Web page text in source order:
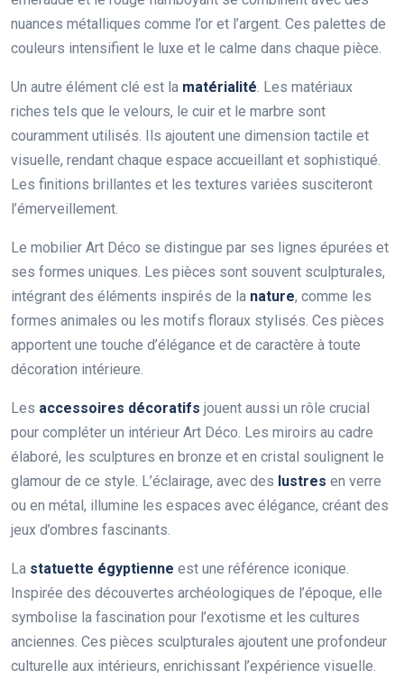
nuances métalliques comme l’or et l’argent. Ces palettes de
couleurs intensifient le luxe et le calme dans chaque pièce.
Un autre élément clé est la matérialité. Les matériaux
riches tels que le velours, le cuir et le marbre sont
couramment utilisés. Ils ajoutent une dimension tactile et
visuelle, rendant chaque espace accueillant et sophistiqué.
Les finitions brillantes et les textures variées susciteront
l’émerveillement.
Le mobilier Art Déco se distingue par ses lignes épurées et
ses formes uniques. Les pièces sont souvent sculpturales,
intégrant des éléments inspirés de la nature, comme les
formes animales ou les motifs floraux stylisés. Ces pièces
apportent une touche d’élégance et de caractère à toute
décoration intérieure.
Les accessoires décoratifs jouent aussi un rôle crucial
pour compléter un intérieur Art Déco. Les miroirs au cadre
élaboré, les sculptures en bronze et en cristal soulignent le
glamour de ce style. L’éclairage, avec des lustres en verre
ou en métal, illumine les espaces avec élégance, créant des
jeux d’ombres fascinants.
La statuette égyptienne est une référence iconique.
Inspirée des découvertes archéologiques de l’époque, elle
symbolise la fascination pour l’exotisme et les cultures
anciennes. Ces pièces sculpturales ajoutent une profondeur
culturelle aux intérieurs, enrichissant l’expérience visuelle.